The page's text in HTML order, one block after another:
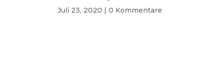
Juli 23, 2020 |0 Kommentare